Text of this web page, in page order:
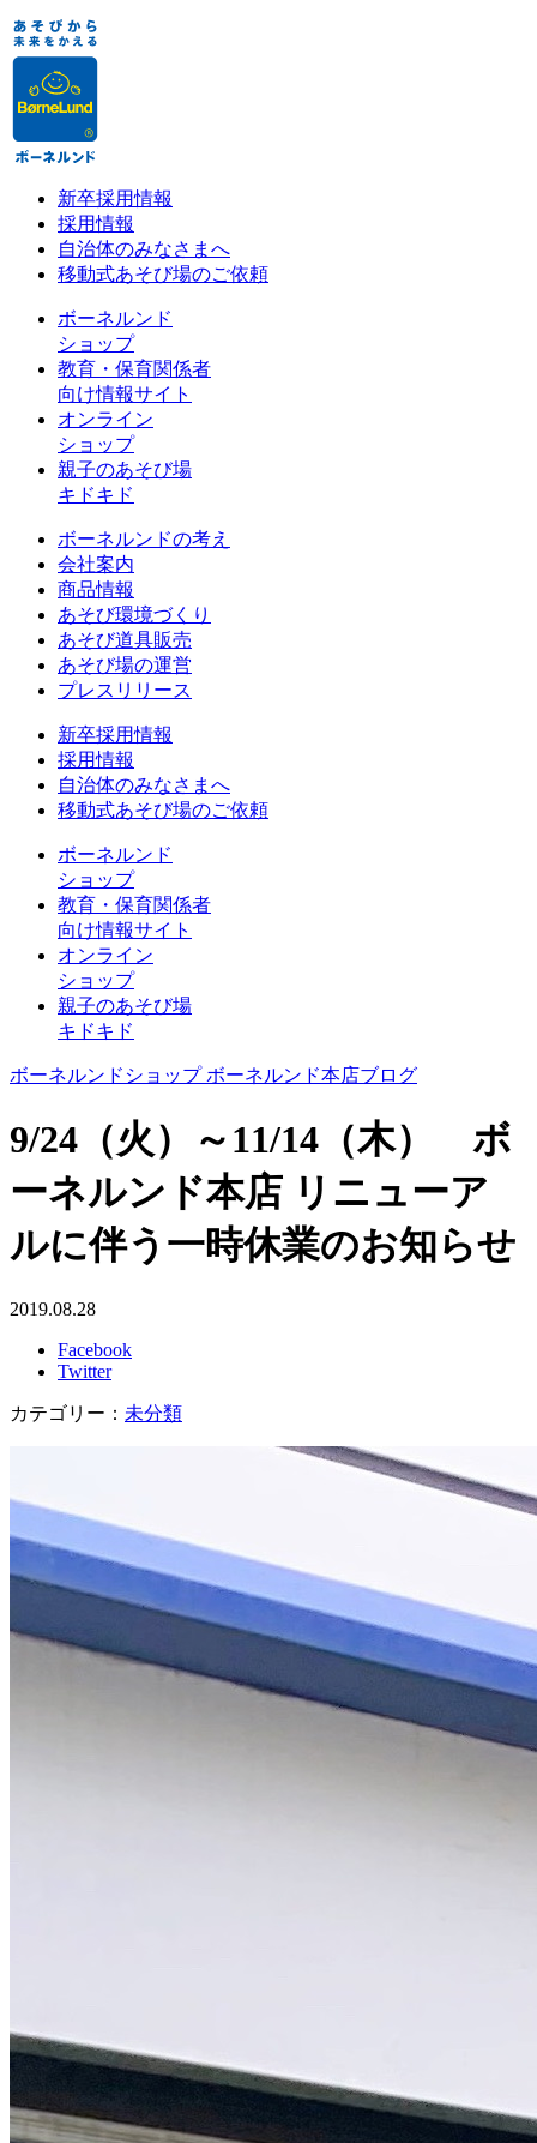
新卒採用情報
採用情報
自治体のみなさまへ
移動式あそび場のご依頼
ボーネルンド
ショップ
教育・保育関係者
向け情報サイト
オンライン
ショップ
親子のあそび場
キドキド
ボーネルンドの考え
会社案内
商品情報
あそび環境づくり
あそび道具販売
あそび場の運営
プレスリリース
新卒採用情報
採用情報
自治体のみなさまへ
移動式あそび場のご依頼
ボーネルンド
ショップ
教育・保育関係者
向け情報サイト
オンライン
ショップ
親子のあそび場
キドキド
ボーネルンドショップ ボーネルンド本店ブログ
9/24（火）～11/14（木） ボ
ーネルンド本店 リニューア
ルに伴う一時休業のお知らせ
2019.08.28
Facebook
Twitter
カテゴリー： 未分類